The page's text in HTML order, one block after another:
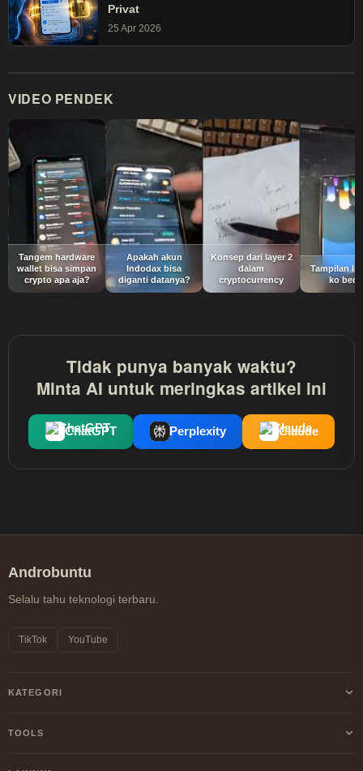
Privat
25 Apr 2026
VIDEO PENDEK
Tangem hardware
wallet bisa simpan
crypto apa aja?
Apakah akun
Indodax bisa
diganti datanya?
Konsep dari layer 2
dalam
cryptocurrency
Tampilan
ko
Tidak punya banyak waktu?
Minta AI untuk meringkas artikel ini
ChatGPT Perplexity Claude
Androbuntu
Selalu tahu teknologi terbaru.
TikTok YouTube
KATEGORI
Android
TOOLS
Kalkulator Profit/Loss Crypto